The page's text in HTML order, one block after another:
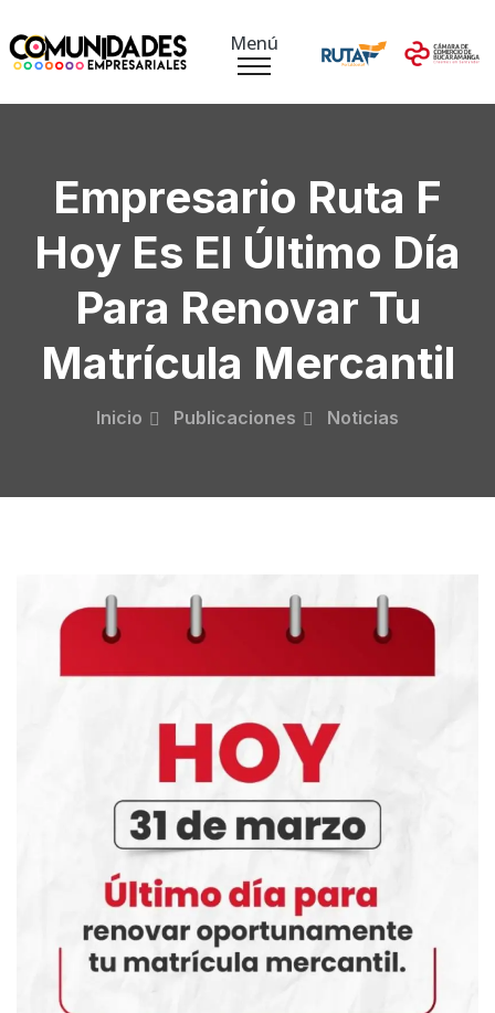
Menú
Empresario Ruta F
Hoy Es El Último Día
Para Renovar Tu
Matrícula Mercantil
Inicio Publicaciones Noticias